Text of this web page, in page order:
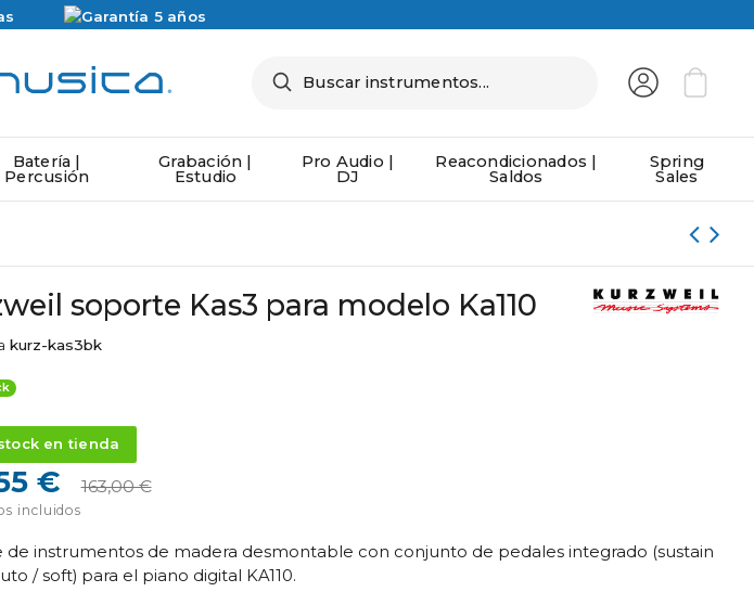
Batería |
Percusión
Grabación |
Estudio
Pro Audio |
DJ
Reacondicionados |
Saldos
Spring
Sales
soporte Kas3 para modelo Ka110
kurz-kas3bk
en tienda
€ 163,00 €
incluidos
de instrumentos de madera desmontable con conjunto de pedales integrado (sustain
/ soft) para el piano digital KA110.